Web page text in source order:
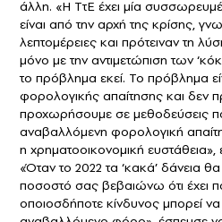
άλλη. «Η ΤτΕ έχει μία
είναι από την αρχή της κρίσης,
λεπτομέρειες και πρότειναν τη
μόνο με την αντιμετώπιση των
το πρόβλημα εκεί. Το πρόβλημα
φορολογικής απαίτησης και δεν
προχωρήσουμε σε μεθοδεύσεις
αναβαλλόμενη φορολογική
η χρηματοοικονομική ευστάθεια»,
«Όταν το 2022 τα ‘κακά’ δάνεια
ποσοστό σας βεβαιώνω ότι έχει
οποιοσδήποτε κίνδυνος μπορεί